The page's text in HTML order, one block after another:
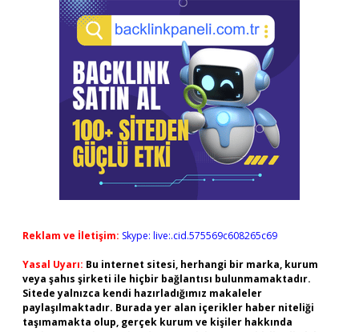
Reklam ve İletişim: Skype: live:.cid.575569c608265c69
Yasal Uyarı: Bu internet sitesi, herhangi bir marka, kurum
veya şahıs şirketi ile hiçbir bağlantısı bulunmamaktadır.
Sitede yalnızca kendi hazırladığımız makaleler
paylaşılmaktadır. Burada yer alan içerikler haber niteliği
taşımamakta olup, gerçek kurum ve kişiler hakkında